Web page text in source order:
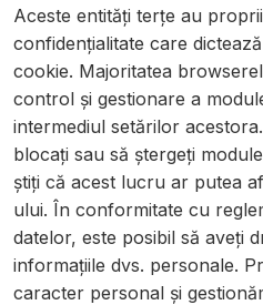
Aceste entități terțe au
confidențialitate care
cookie. Majoritatea
control și gestionare a
intermediul setărilor
blocați sau să ștergeți
știți că acest lucru ar putea
ului. În conformitate cu
datelor, este posibil să aveți
informațiile dvs. personale.
caracter personal și